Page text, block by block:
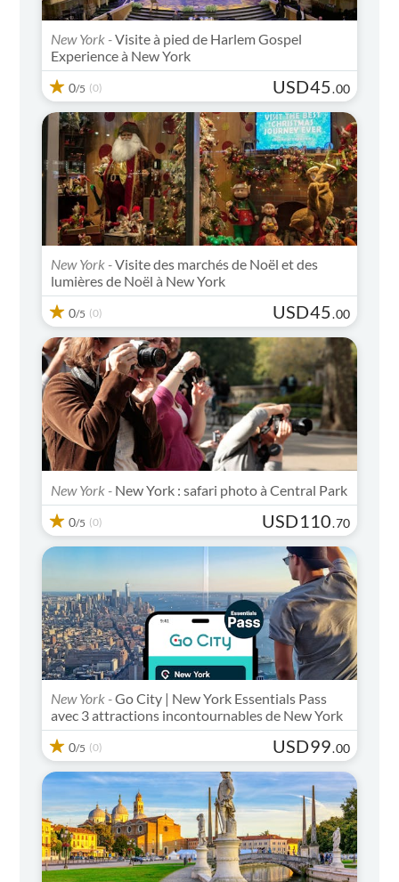
New York -Visite à pied de Harlem Gospel
Experience à New York
0/5 (0) USD45.00
New York -Visite des marchés de Noël et des
lumières de Noël à New York
0/5 (0) USD45.00
New York - New York : safari photo à Central Park
0/5 (0) USD110.70
New York -Go City | New York Essentials Pass
avec 3 attractions incontournables de New York
0/5 (0) USD99.00